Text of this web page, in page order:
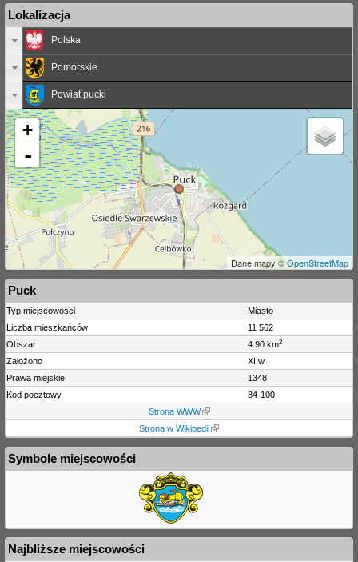
Lokalizacja
Polska
Pomorskie
Powiat pucki
+
-
Dane mapy ©OpenStreetMap
Puck
Typ miejscowości
Miasto
Liczba mieszkańców
11 562
Obszar
4.90 km2
Założono
XIIw.
Prawa miejskie
1348
Kod pocztowy
84-100
Strona WWW
Strona w Wikipedii
Symbole miejscowości
Najbliższe miejscowości